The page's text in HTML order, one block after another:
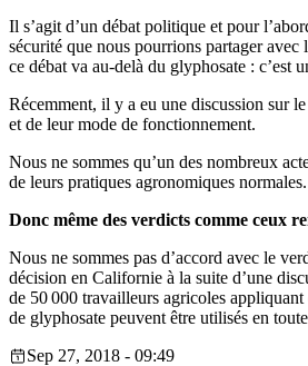
Il s’agit d’un débat politique et pour
sécurité que nous pourrions partager avec
ce débat va au-delà du glyphosate : c’est
Récemment, il y a eu une discussion sur
et de leur mode de fonctionnement.
Nous ne sommes qu’un des nombreux
de leurs pratiques agronomiques
Donc même des verdicts comme ceux
Nous ne sommes pas d’accord avec le
décision en Californie à la suite d’une
de 50 000 travailleurs agricoles
de glyphosate peuvent être utilisés en
Sep 27, 2018 - 09:49